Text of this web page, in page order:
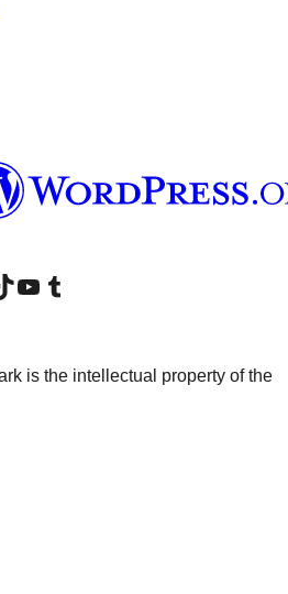
d'Instagram
compte de LinkedIn
nostre compte de TikTok
Visiteu el nostre canal al YouTube
Visiteu el nostre compte de Tumblr
is the intellectual property of the